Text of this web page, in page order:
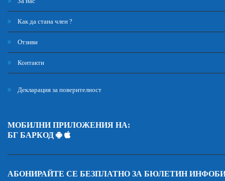
Как да стана член ?
Отзиви
Контакти
Декларация за поверителност
МОБИЛНИ ПРИЛОЖЕНИЯ НА:
БГ БАРКОД
АБОНИРАЙТЕ СЕ БЕЗПЛАТНО ЗА БЮЛЕТИН